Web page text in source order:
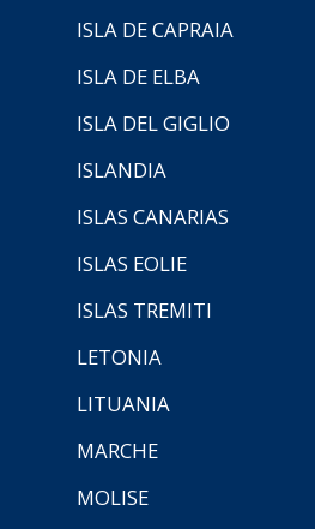
ISLA DE CAPRAIA
ISLA DE ELBA
ISLA DEL GIGLIO
ISLANDIA
ISLAS CANARIAS
ISLAS EOLIE
ISLAS TREMITI
LETONIA
LITUANIA
MARCHE
MOLISE